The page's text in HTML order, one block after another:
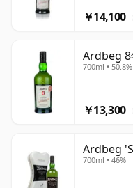
￥14,100
Ardbeg 8
700ml • 50.8%
￥13,300
Ardbeg
700ml • 46%